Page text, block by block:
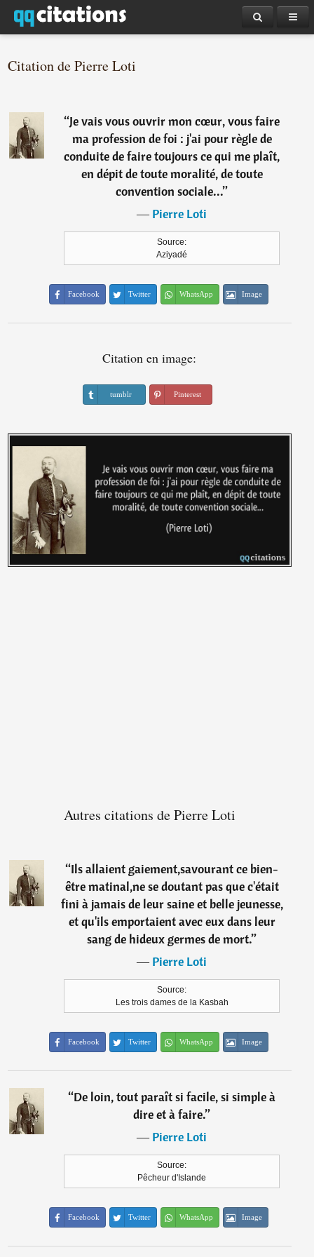
Citation de Pierre Loti
“Je vais vous ouvrir mon cœur, vous faire
ma profession de foi : j'ai pour règle de
conduite de faire toujours ce qui me plaît,
en dépit de toute moralité, de toute
convention sociale...”
―Pierre Loti
Source:
Aziyadé
Facebook Twitter WhatsApp Image
Citation en image:
tumblr Pinterest
Autres citations de Pierre Loti
“Ils allaient gaiement,savourant ce bien-
être matinal,ne se doutant pas que c'était
fini à jamais de leur saine et belle jeunesse,
et qu'ils emportaient avec eux dans leur
sang de hideux germes de mort.”
―Pierre Loti
Source:
Les trois dames de la Kasbah
Facebook Twitter WhatsApp Image
“De loin, tout paraît si facile, si simple à
dire et à faire.”
―Pierre Loti
Source:
Pêcheur d'Islande
Facebook Twitter WhatsApp Image